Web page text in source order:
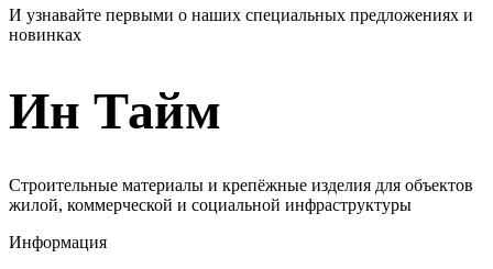
И узнавайте первыми о наших специальных предложениях и
новинках
Ин Тайм
Строительные материалы и крепёжные изделия для объектов
жилой, коммерческой и социальной инфраструктуры
Информация